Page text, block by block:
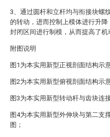
3、通过圆杆和立杆均与衔接块螺
的转动，进而控制上模体进行升
封闭区间进行制模，从而提高了机
附图说明
图1为本实用新型正视剖面结构示
图2为本实用新型俯视剖面结构示
图3为本实用新型转动杆与齿块连
图4为本实用新型外伸块与第二支
图；